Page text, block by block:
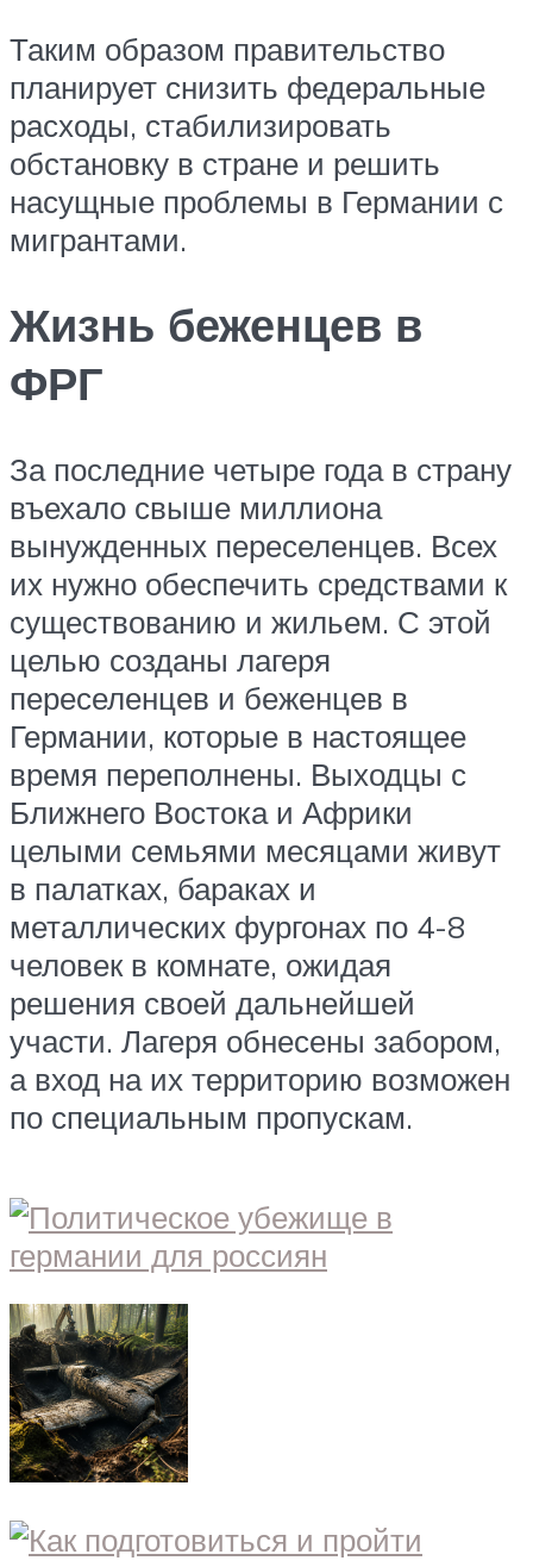
Таким образом правительство
планирует снизить федеральные
расходы, стабилизировать
обстановку в стране и решить
насущные проблемы в Германии с
мигрантами.
Жизнь беженцев в
ФРГ
За последние четыре года в страну
въехало свыше миллиона
вынужденных переселенцев. Всех
их нужно обеспечить средствами к
существованию и жильем. С этой
целью созданы лагеря
переселенцев и беженцев в
Германии, которые в настоящее
время переполнены. Выходцы с
Ближнего Востока и Африки
целыми семьями месяцами живут
в палатках, бараках и
металлических фургонах по 4-8
человек в комнате, ожидая
решения своей дальнейшей
участи. Лагеря обнесены забором,
а вход на их территорию возможен
по специальным пропускам.